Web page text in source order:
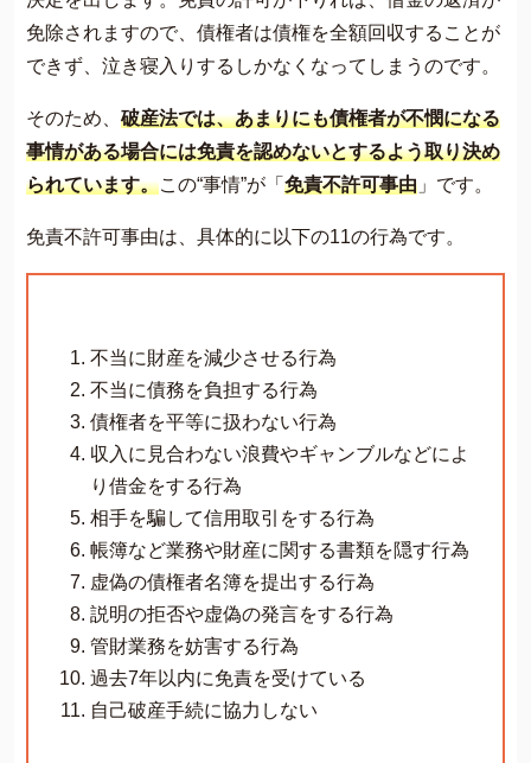
免除されますので、債権者は債権を全額回収することが
できず、泣き寝入りするしかなくなってしまうのです。
そのため、 破産法では、あまりにも債権者が不憫になる
事情がある場合には免責を認めないとするよう取り決め
られています。この“事情”が「 免責不許可事由 」です。
免責不許可事由は、具体的に以下の11の行為です。
不当に財産を減少させる行為
不当に債務を負担する行為
債権者を平等に扱わない行為
収入に見合わない浪費やギャンブルなどによ
り借金をする行為
相手を騙して信用取引をする行為
帳簿など業務や財産に関する書類を隠す行為
虚偽の債権者名簿を提出する行為
説明の拒否や虚偽の発言をする行為
管財業務を妨害する行為
過去7年以内に免責を受けている
自己破産手続に協力しない